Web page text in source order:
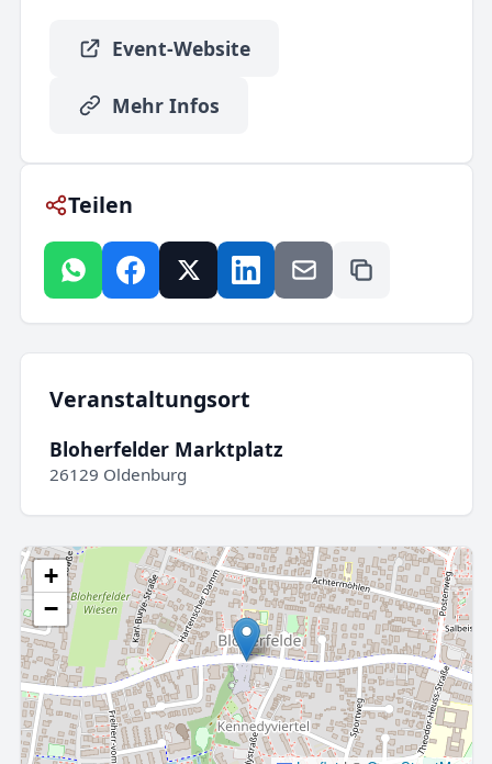
Event-Website
Mehr Infos
Teilen
Veranstaltungsort
Bloherfelder Marktplatz
26129 Oldenburg
+
−